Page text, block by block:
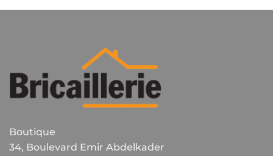
Boutique
34, Boulevard Emir Abdelkader